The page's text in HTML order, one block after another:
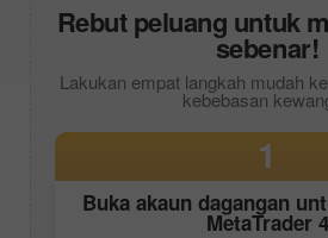
Rebut peluang untuk
sebenar!
Lakukan empat langkah mudah
kebebasan
1
Buka akaun dagangan
MetaTrader 4